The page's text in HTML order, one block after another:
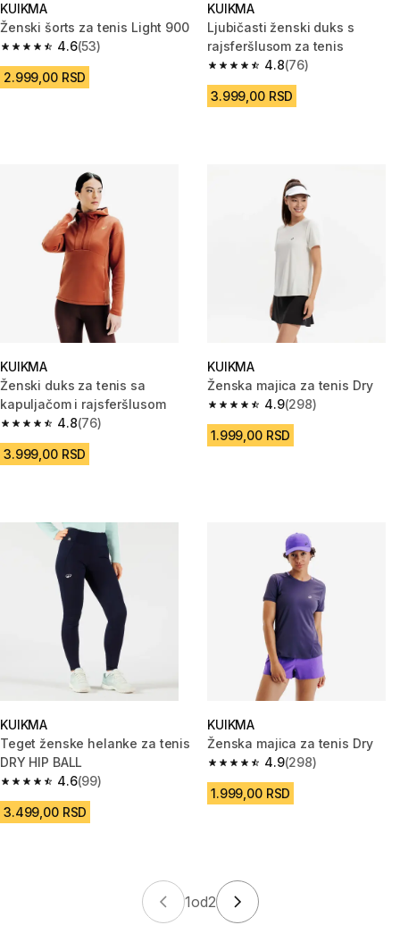
KUIKMA
Ženski šorts za tenis Light 900
4.6
4.6 od 5 zvezdica from 53 Recenzije
(53)
2.999,00 RSD
KUIKMA
Ljubičasti ženski duks s
rajsferšlusom za tenis
4.8
4.8 od 5 zvezdica from 76
(76)
3.999,00 RSD
KUIKMA
Ženski duks za tenis sa
kapuljačom i rajsferšlusom
4.8
4.8 od 5 zvezdica from 76 Recenzije
(76)
3.999,00 RSD
KUIKMA
Ženska majica za tenis Dry
4.9
4.9 od 5 zvezdica from 298
(298)
1.999,00 RSD
KUIKMA
Teget ženske helanke za tenis
DRY HIP BALL
4.6
4.6 od 5 zvezdica from 99 Recenzije
(99)
3.499,00 RSD
KUIKMA
Ženska majica za tenis Dry
4.9
4.9 od 5 zvezdica from 298
(298)
1.999,00 RSD
1od2